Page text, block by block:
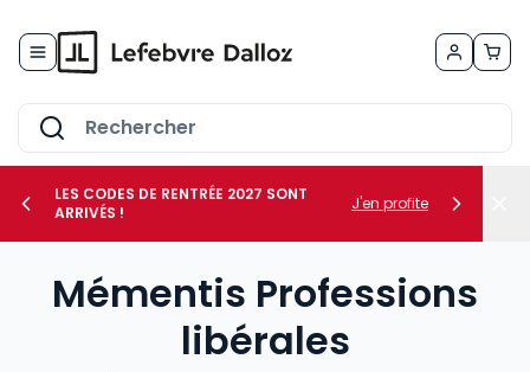
le sous-menu Vos métiers
le sous-menu Vos besoins
LES CODES DE RENTRÉE 2027 SONT
ARRIVÉS !
J'en profite
Mémentis Professions
libérales